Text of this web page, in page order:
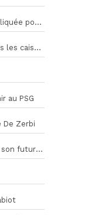
L’OM s’attaque à une nouvelle piste compliquée pour la succession de Rulli
C’est bouclé pour Medina, 20 millions dans les caisses de l’OM
au PSG
De Zerbi
Restes, Atubolu, Bulka… L’OM galère pour son futur gardien numéro 1